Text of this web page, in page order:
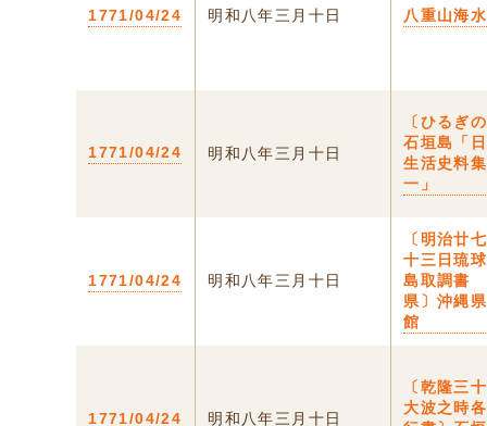
1771/04/24 明和八年三月十日 八重山海
1771/04/24 明和八年三月十日
〔ひるぎ
石垣島「
生活史料
一」
1771/04/24 明和八年三月十日
〔明治廿
十三日琉
島取調書
県〕沖縄
館
1771/04/24 明和八年三月十日
〔乾隆三
大波之時